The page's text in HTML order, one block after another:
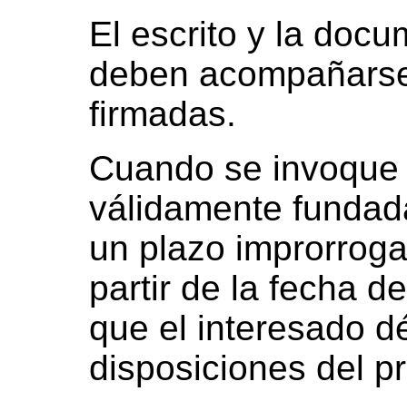
El escrito y la
deben
firmadas.
Cuando se
válidamente
un plazo
partir de la fecha
que el interesado
disposiciones del